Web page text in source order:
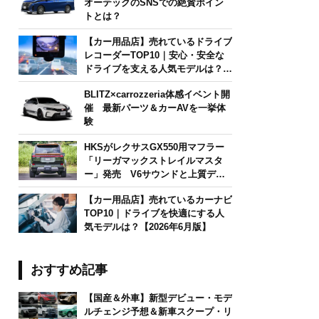
オーテックのSNSでの絶賛ポイン
トとは？
【カー用品店】売れているドライブ
レコーダーTOP10｜安心・安全な
ドライブを支える人気モデルは？
【2026年6月版】
BLITZ×carrozzeria体感イベント開
催 最新パーツ＆カーAVを一挙体
験
HKSがレクサスGX550用マフラー
「リーガマックストレイルマスタ
ー」発売 V6サウンドと上質デザ
インを両立
【カー用品店】売れているカーナビ
TOP10｜ドライブを快適にする人
気モデルは？【2026年6月版】
おすすめ記事
【国産＆外車】新型デビュー・モデ
ルチェンジ予想＆新車スクープ・リ